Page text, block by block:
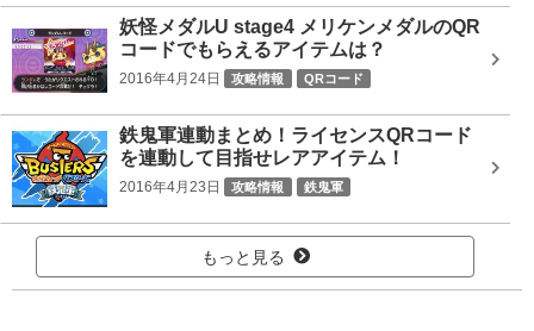
妖怪メダルU stage4 メリケンメダルのQR
コードでもらえるアイテムは？
2016年4月24日 攻略情報 QRコード
鉄鬼軍連動まとめ！ライセンスQRコード
を連動して目指せレアアイテム！
2016年4月23日 攻略情報 鉄鬼軍
もっと見る